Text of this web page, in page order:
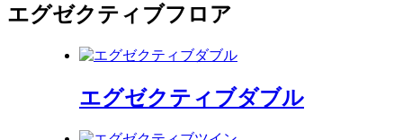
エグゼクティブフロア
エグゼクティブダブル